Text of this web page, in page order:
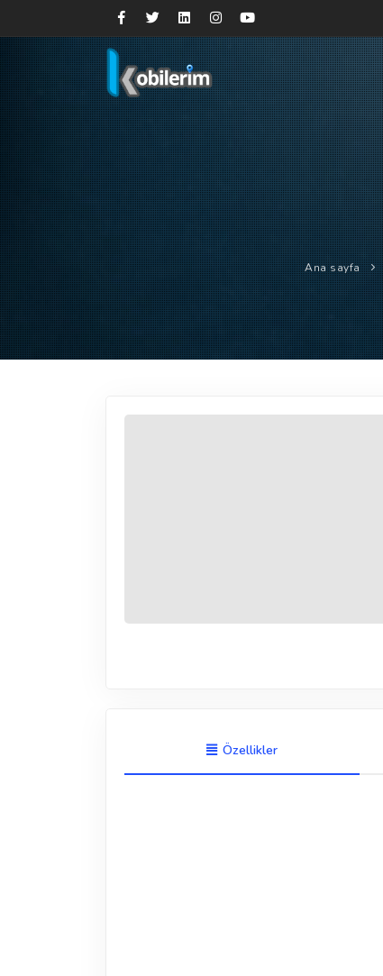
Ana sayfa
Özellikler